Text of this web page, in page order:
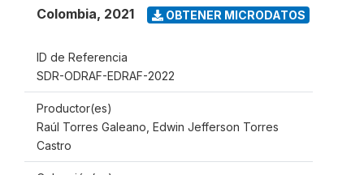
Colombia, 2021 OBTENER MICRODATOS
ID de Referencia
SDR-ODRAF-EDRAF-2022
Productor(es)
Raúl Torres Galeano, Edwin Jefferson Torres
Castro